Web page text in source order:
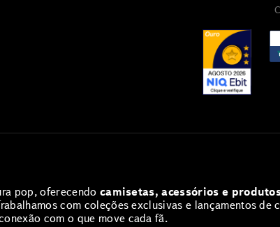
pop, oferecendo camisetas, acessórios e
com coleções exclusivas e lançamentos
com o que move cada fã.